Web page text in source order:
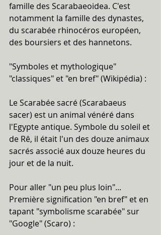
famille des Scarabaeoidea. C'est
notamment la famille des dynastes,
du scarabée rhinocéros européen,
des boursiers et des hannetons.
"Symboles et mythologique"
"classiques" et "en bref" (Wikipédia) :
Le Scarabée sacré (Scarabaeus
sacer) est un animal vénéré dans
l'Egypte antique. Symbole du soleil et
de Rê, il était l'un des douze animaux
sacrés associé aux douze heures du
jour et de la nuit.
Pour aller "un peu plus loin"...
Première signification "en bref" et en
tapant "symbolisme scarabée" sur
"Google" (Scaro) :